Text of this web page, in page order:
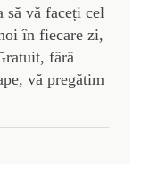
să vă faceți cel
în fiecare zi,
fără
vă pregătim